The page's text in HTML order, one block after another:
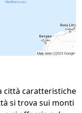
città caratteristiche
si trova sui monti